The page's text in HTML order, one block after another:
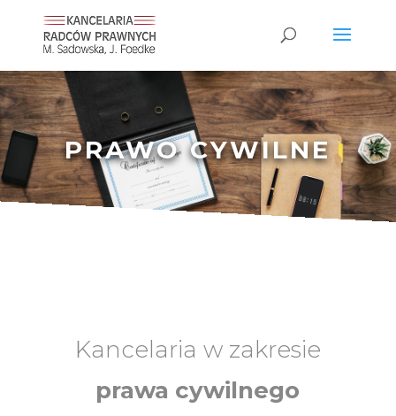
PRAWO CYWILNE
Kancelaria w zakresie
prawa cywilnego